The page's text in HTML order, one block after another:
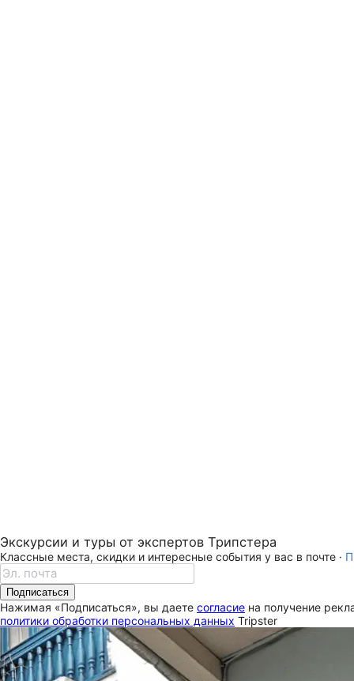
Экскурсии и туры от экспертов Трипстера
Классные места, скидки и интересные события у вас в почте ·
Подписаться
Нажимая «Подписаться», вы даете согласие на получение
политики обработки персональных данных Tripster